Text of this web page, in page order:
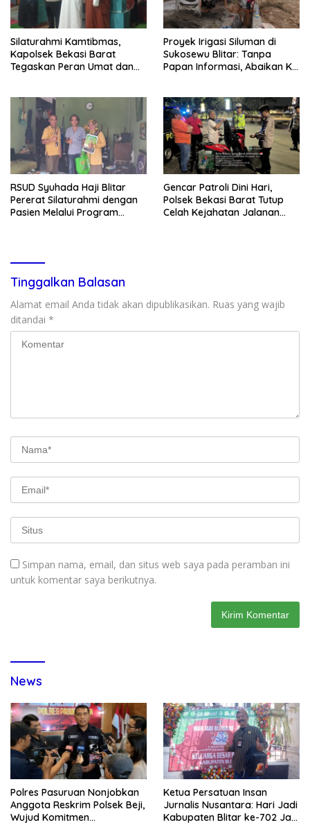
Silaturahmi Kamtibmas,
Kapolsek Bekasi Barat
Tegaskan Peran Umat dan
Proyek Irigasi Siluman di
Sukosewu Blitar: Tanpa
Papan Informasi, Abaikan K3,
RSUD Syuhada Haji Blitar
Pererat Silaturahmi dengan
Pasien Melalui Program
Gencar Patroli Dini Hari,
Polsek Bekasi Barat Tutup
Celah Kejahatan Jalanan
Tinggalkan Balasan
Alamat email Anda tidak akan dipublikasikan. Ruas yang wajib
ditandai *
Simpan nama, email, dan situs web saya pada peramban ini
untuk komentar saya berikutnya.
News
Polres Pasuruan Nonjobkan
Anggota Reskrim Polsek Beji,
Wujud Komitmen
Ketua Persatuan Insan
Jurnalis Nusantara: Hari Jadi
Kabupaten Blitar ke-702 Jadi